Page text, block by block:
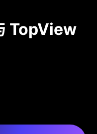
TopView